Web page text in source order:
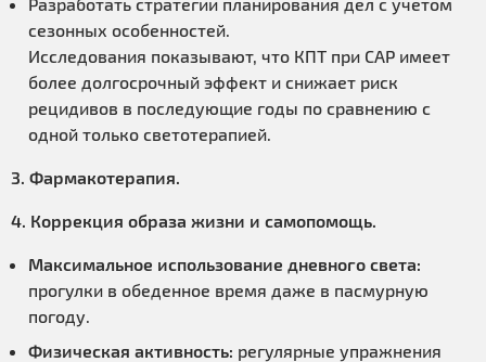
сезонных особенностей.
Исследования показывают, что КПТ при САР имеет
более долгосрочный эффект и снижает риск
рецидивов в последующие годы по сравнению с
одной только светотерапией.
3. Фармакотерапия.
4. Коррекция образа жизни и самопомощь.
Максимальное использование дневного света:
прогулки в обеденное время даже в пасмурную
погоду.
Физическая активность: регулярные упражнения